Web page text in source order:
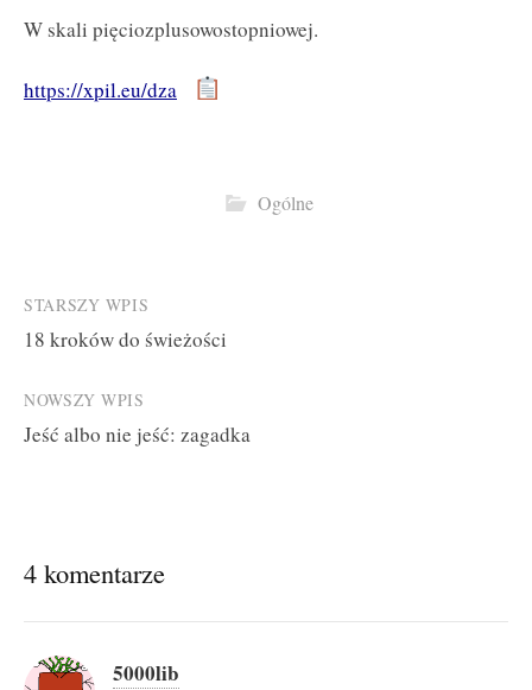
W skali pięciozplusowostopniowej.
https://xpil.eu/dza
Ogólne
Post
navigation
STARSZY WPIS
18 kroków do świeżości
NOWSZY WPIS
Jeść albo nie jeść: zagadka
4 komentarze
5000lib